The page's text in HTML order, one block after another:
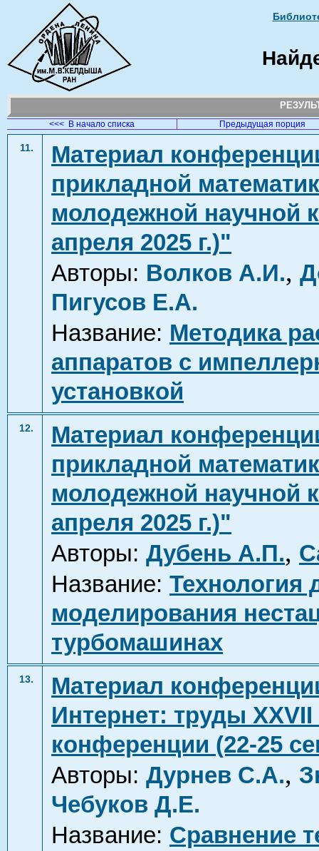
<<< В начало списка Предыдущая порция
11.
Материал
прикладной
молодежной научной
апреля 2025 г.)"
Авторы: Волков А.И.,
Пигусов Е.А.
Название: Методика
аппаратов с
установкой
12.
Материал
прикладной
молодежной научной
апреля 2025 г.)"
Авторы: Дубень А.П.,
Название: Технология
моделирования
турбомашинах
13.
Материал
Интернет: труды
конференции (22-25
Авторы: Дурнев С.А.,
Чебуков Д.Е.
Название: Сравнение